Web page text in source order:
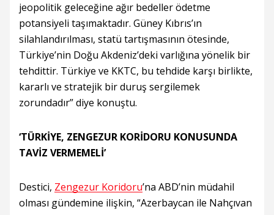
jeopolitik geleceğine ağır bedeller ödetme
potansiyeli taşımaktadır. Güney Kıbrıs’ın
silahlandırılması, statü tartışmasının ötesinde,
Türkiye’nin Doğu Akdeniz’deki varlığına yönelik bir
tehdittir. Türkiye ve KKTC, bu tehdide karşı birlikte,
kararlı ve stratejik bir duruş sergilemek
zorundadır” diye konuştu.
‘TÜRKİYE, ZENGEZUR KORİDORU KONUSUNDA
TAVİZ VERMEMELİ’
Destici, Zengezur Koridoru’na ABD’nin müdahil
olması gündemine ilişkin, “Azerbaycan ile Nahçıvan